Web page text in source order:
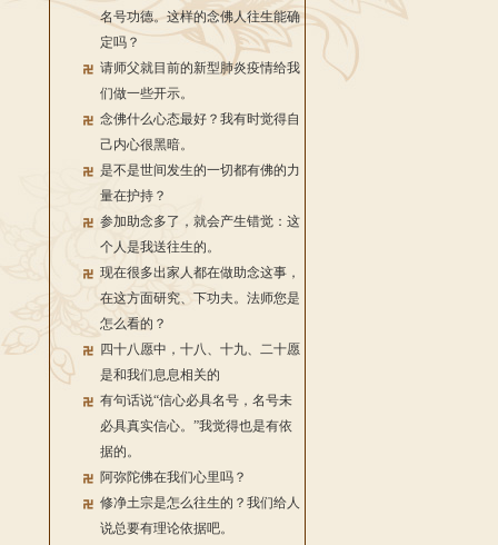
名号功德。这样的念佛人往生能确
定吗？
请师父就目前的新型肺炎疫情给我
们做一些开示。
念佛什么心态最好？我有时觉得自
己内心很黑暗。
是不是世间发生的一切都有佛的力
量在护持？
参加助念多了，就会产生错觉：这
个人是我送往生的。
现在很多出家人都在做助念这事，
在这方面研究、下功夫。法师您是
怎么看的？
四十八愿中，十八、十九、二十愿
是和我们息息相关的
有句话说“信心必具名号，名号未
必具真实信心。”我觉得也是有依
据的。
阿弥陀佛在我们心里吗？
修净土宗是怎么往生的？我们给人
说总要有理论依据吧。